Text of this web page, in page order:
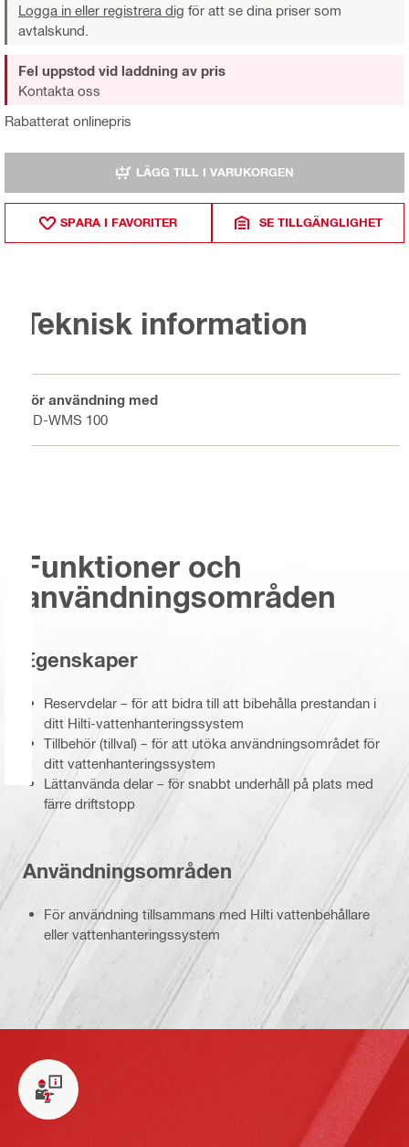
Logga in eller registrera dig för att se dina priser som
avtalskund.
Rabatterat onlinepris
Fel uppstod vid laddning av pris
Kontakta oss
LÄGG TILL I VARUKORGEN
SPARA I FAVORITER SE TILLGÄNGLIGHET
Teknisk information
För användning med
DD-WMS 100
Funktioner och
användningsområden
Egenskaper
Reservdelar – för att bidra till att bibehålla prestandan i
ditt Hilti-vattenhanteringssystem
Tillbehör (tillval) – för att utöka användningsområdet för
ditt vattenhanteringssystem
Lättanvända delar – för snabbt underhåll på plats med
färre driftstopp
Användningsområden
För användning tillsammans med Hilti vattenbehållare
eller vattenhanteringssystem